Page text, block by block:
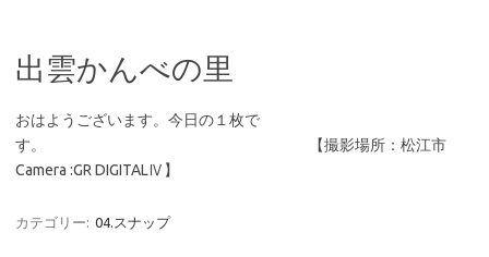
出雲かんべの里
おはようございます。今日の１枚で
す。 【撮影場所：松江市
Camera :GR DIGITALⅣ】
カテゴリー: 04.スナップ